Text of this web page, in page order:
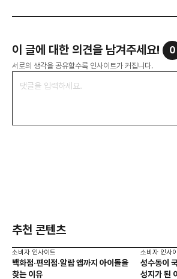
이 글에 대한 의견을 남겨주세요! 0
서로의 생각을 공유할수록 인사이트가 커집니다.
추천 콘텐츠
소비자 인사이트
백화점·편의점·알람 앱까지 아이돌을
찾는 이유
소비자 인사
성수동이
성지가 된